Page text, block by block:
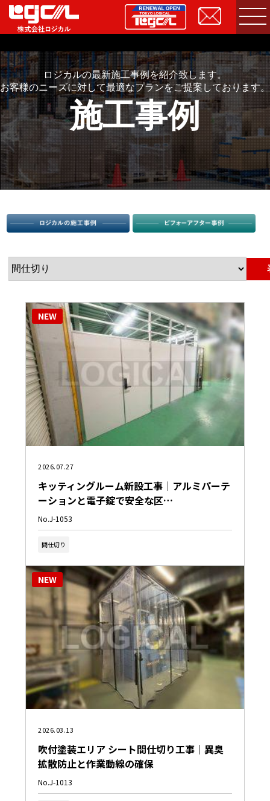
ロジカルの最新施工事例を紹介致します。
お客様のニーズに対して最適なプランをご提案しております。
施工事例
NEW
2026.07.27
キッティングルーム新設工事｜アルミパーテ
ーションと電子錠で安全な区…
No.J-1053
間仕切り
NEW
2026.03.13
吹付塗装エリア シート間仕切り工事｜異臭
拡散防止と作業動線の確保
No.J-1013